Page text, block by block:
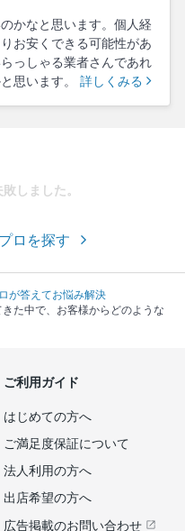
かなと思います。個人経
お安くできる可能性があ
っしゃる業者さんであれ
思います。 詳しくみる
しました。
ロを探す
が答えてお悩み解決
た中で、お客様からどのような
ご利用ガイド
はじめての方へ
ご満足度保証について
法人利用の方へ
出店希望の方へ
広告掲載のお問い合わせ